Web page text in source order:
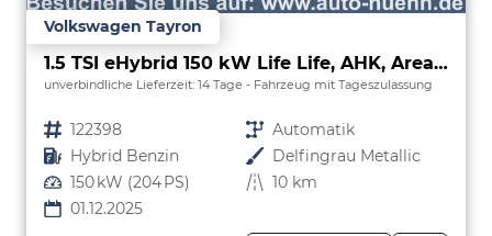
Volkswagen Tayron
1.5 TSI eHybrid 150 kW Life Life, AHK, AreaView, Side, Navi, Winter, 5-J. Garantie
unverbindliche Lieferzeit: 14 Tage Fahrzeug mit Tageszulassung
Fahrzeugnr. 122398 Getriebe Automatik
Kraftstoff Hybrid Benzin Außenfarbe Delfingrau Metallic
Leistung 150 kW (204 PS) Kilometerstand 10 km
01.12.2025